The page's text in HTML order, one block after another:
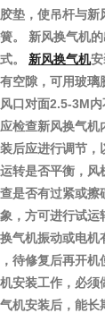
垫，使吊杆与新
。 新风换气机
。 新风换气机
空隙，可用玻
口对面2.5-3M内
检查新风换气
后应进行调节，
转是否平衡，风
是否有过紧或
，方可进行试
气机振动或电机
待修复后再开机
安装工作，必须
机安装后，能长